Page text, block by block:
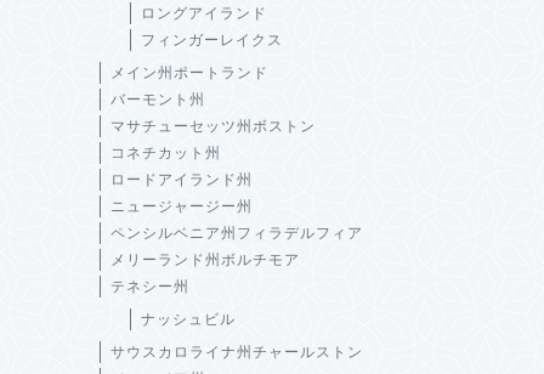
ロングアイランド
フィンガーレイクス
メイン州ポートランド
バーモント州
マサチューセッツ州ボストン
コネチカット州
ロードアイランド州
ニュージャージー州
ペンシルベニア州フィラデルフィア
メリーランド州ボルチモア
テネシー州
ナッシュビル
サウスカロライナ州チャールストン